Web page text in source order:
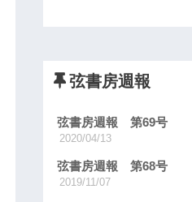
弦書房週報
弦書房週報 第69号
2020/04/13
弦書房週報 第68号
2019/11/07